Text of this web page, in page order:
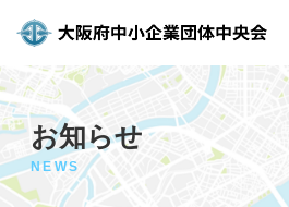
お知らせ
NEWS